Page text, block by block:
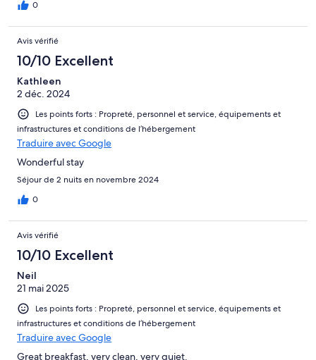
0
Avis vérifié
10/10 Excellent
Kathleen
2 déc. 2024
Les points forts : Propreté, personnel et service, équipements et
infrastructures et conditions de l’hébergement
Traduire avec Google
Wonderful stay
Séjour de 2 nuits en novembre 2024
0
Avis vérifié
10/10 Excellent
Neil
21 mai 2025
Les points forts : Propreté, personnel et service, équipements et
infrastructures et conditions de l’hébergement
Traduire avec Google
Great breakfast, very clean, very quiet.